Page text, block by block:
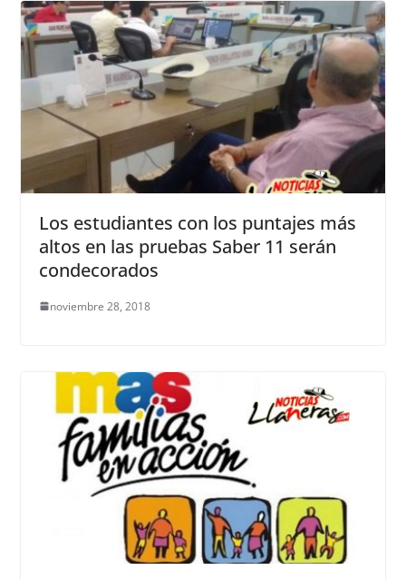
Los estudiantes con los puntajes más
altos en las pruebas Saber 11 serán
condecorados
noviembre 28, 2018